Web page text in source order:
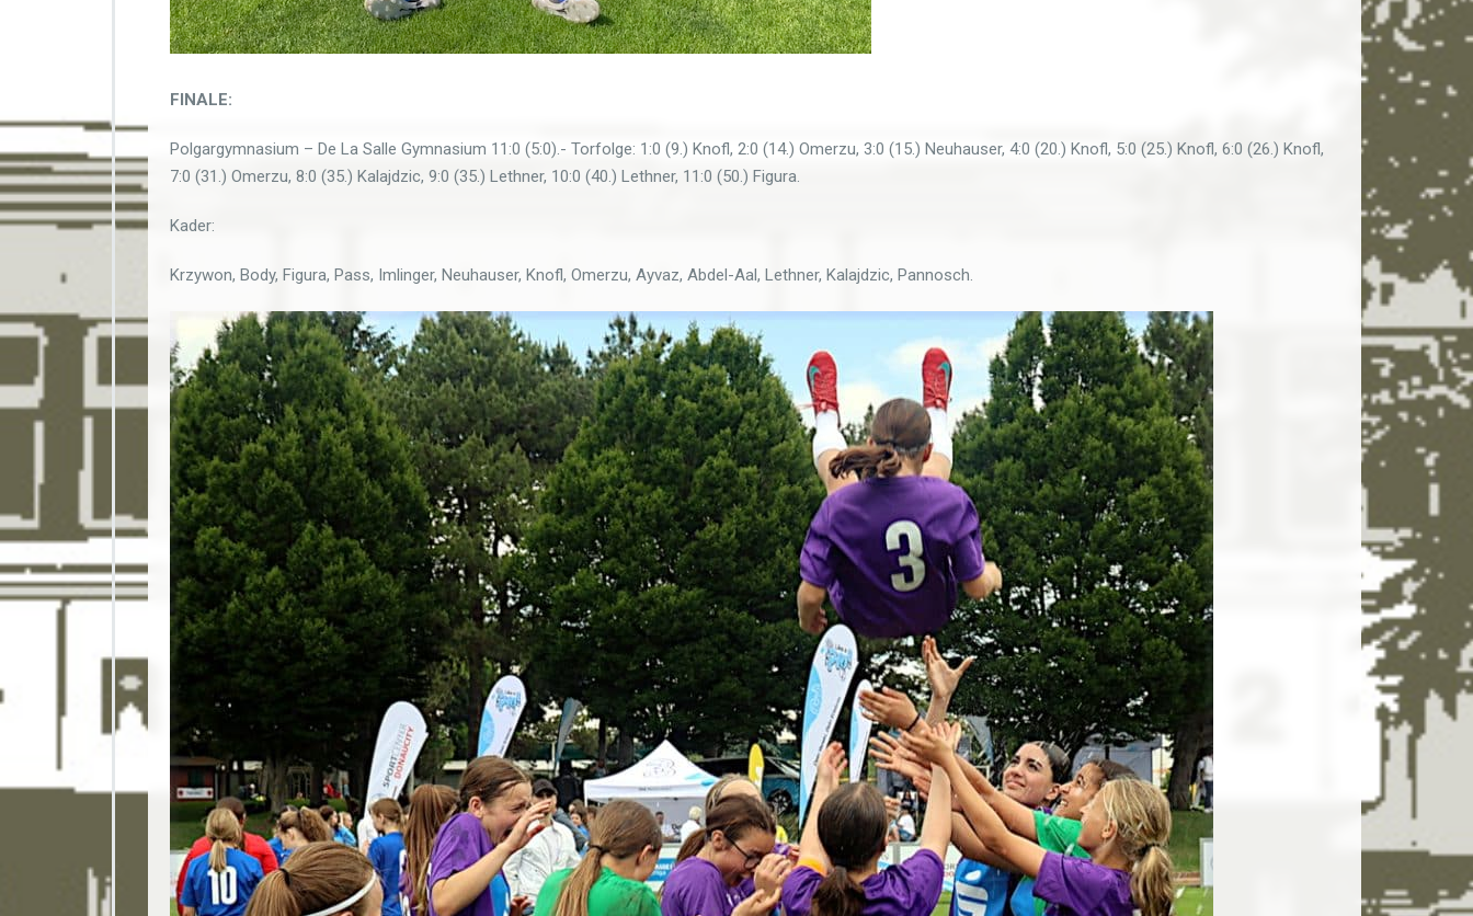
FINALE:
Polgargymnasium – De La Salle Gymnasium 11:0 (5:0).- Torfolge: 1:0 (9.) Knofl, 2:0 (14.) Omerzu, 3:0 (15.) Neuhauser, 4:0 (20.) Knofl, 5:0 (25.) Knofl, 6:0 (26.) Knofl,
7:0 (31.) Omerzu, 8:0 (35.) Kalajdzic, 9:0 (35.) Lethner, 10:0 (40.) Lethner, 11:0 (50.) Figura.
Kader:
Krzywon, Body, Figura, Pass, Imlinger, Neuhauser, Knofl, Omerzu, Ayvaz, Abdel-Aal, Lethner, Kalajdzic, Pannosch.